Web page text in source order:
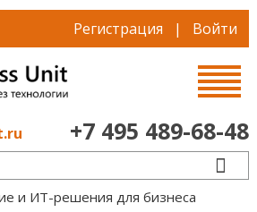
Регистрация | Войти
+7 495 489-68-48
и ИТ-решения для бизнеса